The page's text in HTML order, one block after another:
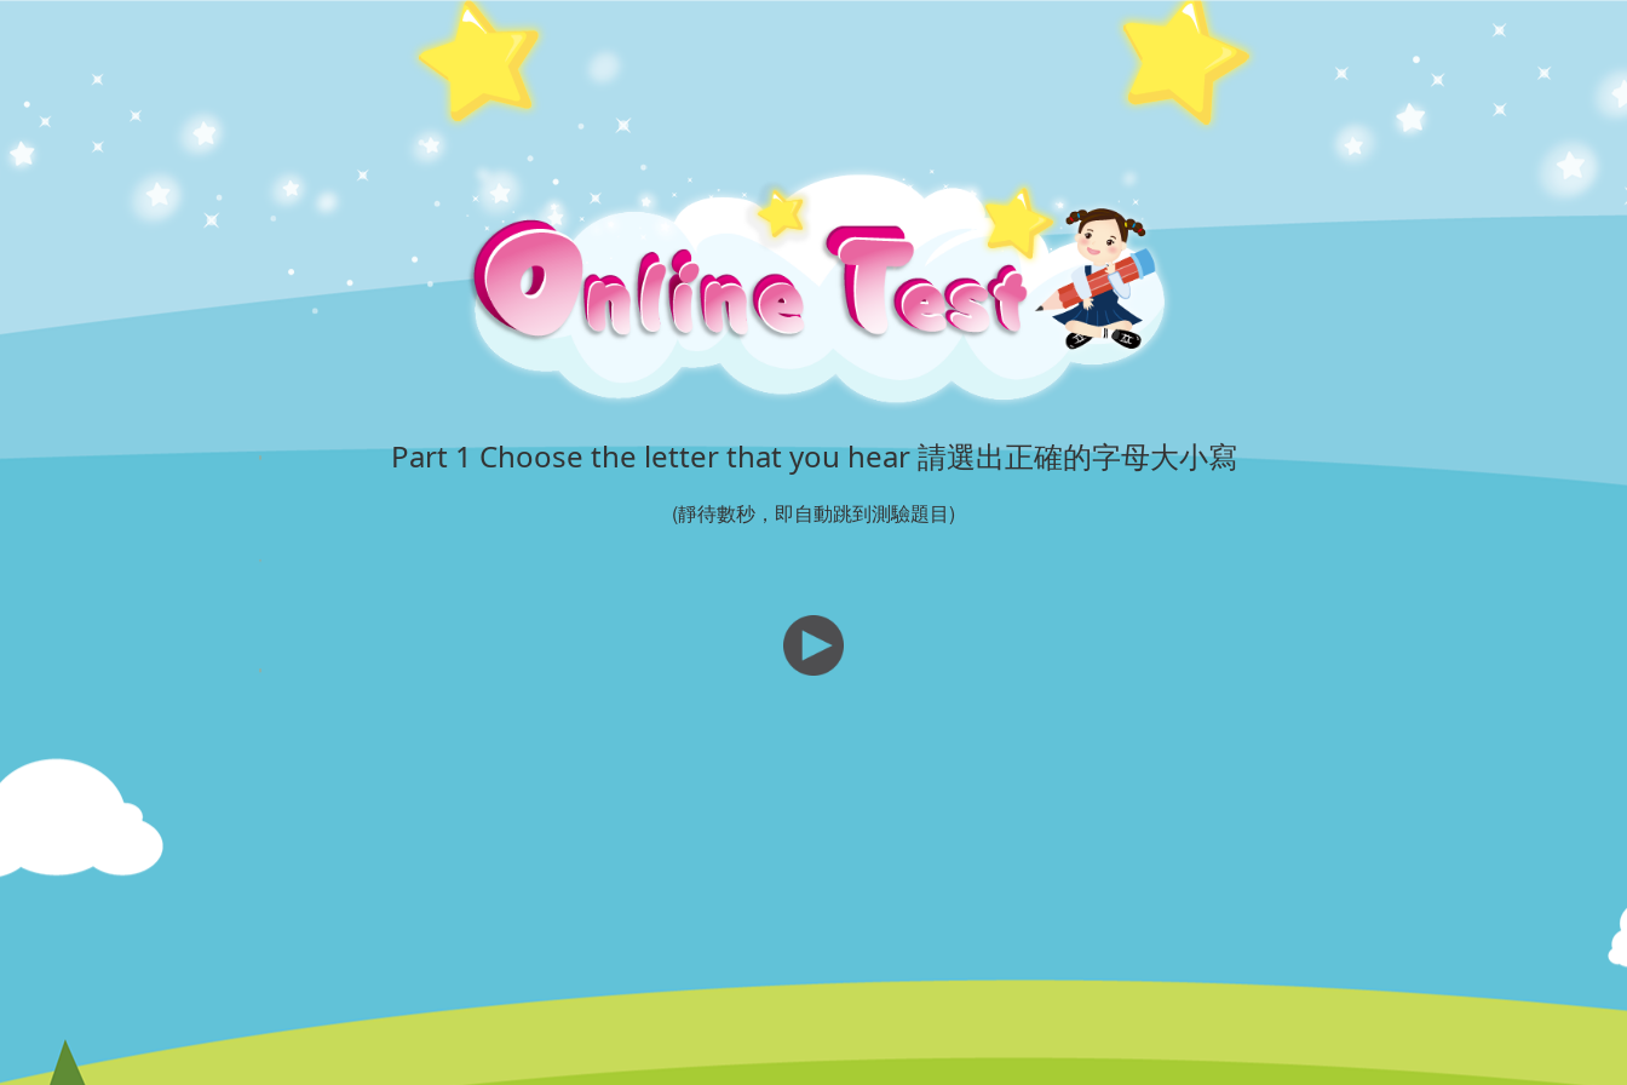
Part 1 Choose the letter that you hear 請選出正確的字母大小寫
(靜待數秒，即自動跳到測驗題目)